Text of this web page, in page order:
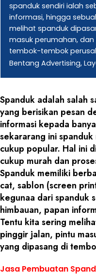
spanduk sendiri ialah
informasi, hingga
melihat spanduk
masuk perumahan,
tembok-tembok
Bentang Advertising,
Spanduk adalah salah
yang berisikan pesan
informasi kepada
sekararang ini
cukup popular. Hal ini
cukup murah dan
Spanduk memiliki
cat, sablon (screen
kegunaa dari spanduk
himbauan, papan
Tentu kita sering
pinggir jalan, pintu
yang dipasang di
Jasa Pembuatan